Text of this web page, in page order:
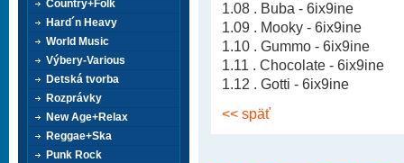
1.08 . Buba - 6ix9ine
1.09 . Mooky - 6ix9ine
1.10 . Gummo - 6ix9ine
1.11 . Chocolate - 6ix9ine
1.12 . Gotti - 6ix9ine
<< späť
Country+Folk
Hard´n Heavy
World Music
Výbery-Various
Detská tvorba
Rozprávky
New Age+Relax
Reggae+Ska
Punk Rock